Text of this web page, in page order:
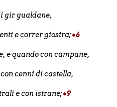
gir gualdane,
e correr giostra;•6
e quando con campane,
cenni di castella,
e con istrane;•9